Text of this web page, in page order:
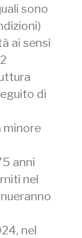
sono
ai sensi
di
minore
anni
nel
nel